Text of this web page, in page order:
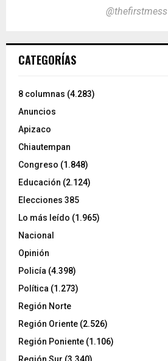
@thefirstmess
CATEGORÍAS
8 columnas (4.283)
Anuncios
Apizaco
Chiautempan
Congreso (1.848)
Educación (2.124)
Elecciones 385
Lo más leído (1.965)
Nacional
Opinión
Policía (4.398)
Política (1.273)
Región Norte
Región Oriente (2.526)
Región Poniente (1.106)